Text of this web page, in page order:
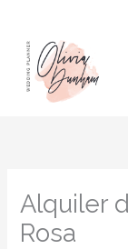
contenido
Alquiler
Rosa